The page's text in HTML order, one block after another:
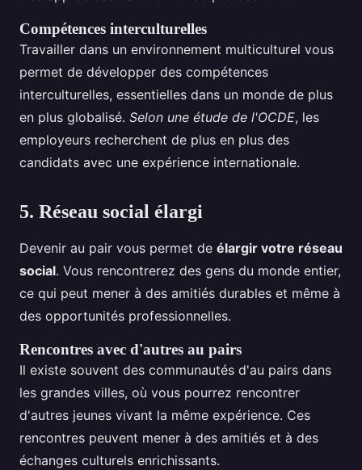
Compétences interculturelles
Travailler dans un environnement multiculturel vous
permet de développer des compétences
interculturelles, essentielles dans un monde de plus
en plus globalisé. Selon une étude de l'OCDE, les
employeurs recherchent de plus en plus des
candidats avec une expérience internationale.
5. Réseau social élargi
Devenir au pair vous permet de élargir votre réseau
social. Vous rencontrerez des gens du monde entier,
ce qui peut mener à des amitiés durables et même à
des opportunités professionnelles.
Rencontres avec d'autres au pairs
Il existe souvent des communautés d'au pairs dans
les grandes villes, où vous pourrez rencontrer
d'autres jeunes vivant la même expérience. Ces
rencontres peuvent mener à des amitiés et à des
échanges culturels enrichissants.